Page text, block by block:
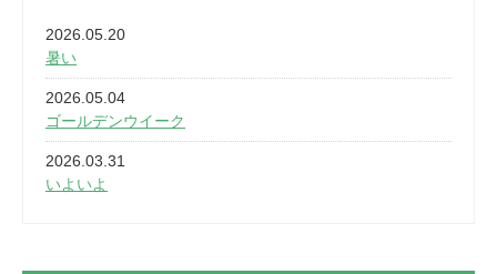
2026.05.20
暑い
2026.05.04
ゴールデンウイーク
2026.03.31
いよいよ